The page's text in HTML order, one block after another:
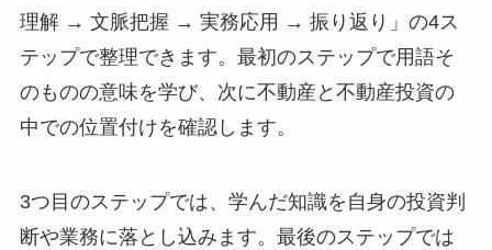
理解 → 文脈把握 → 実務応用 → 振り返り」の4ス
テップで整理できます。最初のステップで用語そ
のものの意味を学び、次に不動産と不動産投資の
中での位置付けを確認します。
3つ目のステップでは、学んだ知識を自身の投資判
断や業務に落とし込みます。最後のステップでは